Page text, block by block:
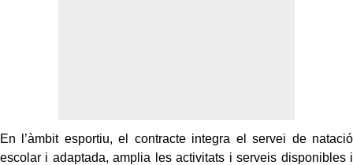
En l’àmbit esportiu, el contracte integra el servei de natació
escolar i adaptada, amplia les activitats i serveis disponibles i